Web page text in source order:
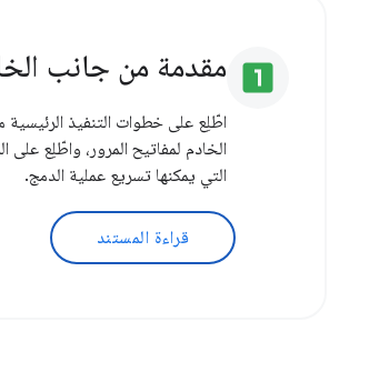
looks_one مقدمة من جانب
اطّلِع على خطوات التنفيذ
الخادم لمفاتيح المرور، واطّلِع على
التي يمكنها تسريع عملية الدمج.
قراءة المستند